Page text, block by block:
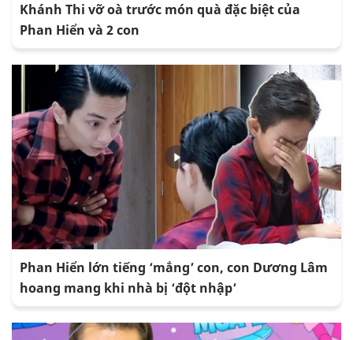
Khánh Thi vỡ oà trước món quà đặc biệt của
Phan Hiển và 2 con
Phan Hiển lớn tiếng ‘mắng’ con, con Dương Lâm
hoang mang khi nhà bị ‘đột nhập’